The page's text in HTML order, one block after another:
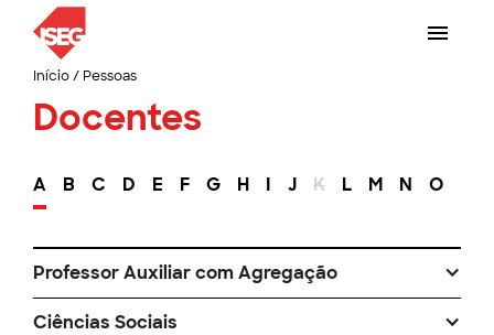
Início/ Pessoas
Docentes
A B C D E F G H I J K L M N O
Professor Auxiliar com Agregação
Ciências Sociais